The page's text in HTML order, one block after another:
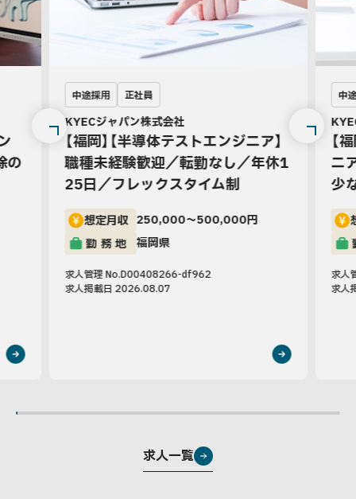
の
中途採用 正社員
KYECジャパン株式会社
【福岡】【半導体テストエンジニア】
職種未経験歓迎／転勤なし／年休1
25日／フレックスタイム制
想定月収 250,000〜500,000円
勤務地
福岡県
求人管理 No.D00408266-df962
求人掲載日 2026.08.07
中
【
ニ
少
求人
求人
求人一覧